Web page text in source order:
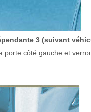
3 (suivant
porte côté gauche et